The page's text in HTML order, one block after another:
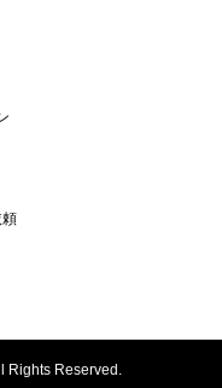
頼
Rights Reserved.